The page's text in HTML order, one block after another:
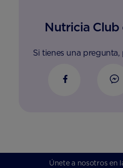
Nutricia Club
Si tienes una
Únete a nosotros en